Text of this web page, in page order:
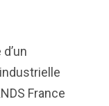
France